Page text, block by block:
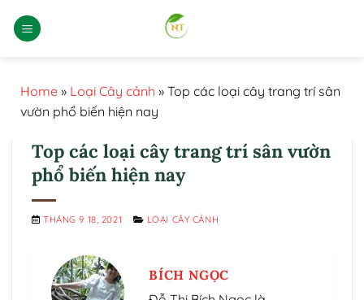
qua
Home » Loại Cây cảnh » Top các loại cây trang trí sân
vườn phổ biến hiện nay
Top các loại cây trang trí sân vườn
phổ biến hiện nay
THÁNG 9 18, 2021 LOẠI CÂY CẢNH
BÍCH NGỌC